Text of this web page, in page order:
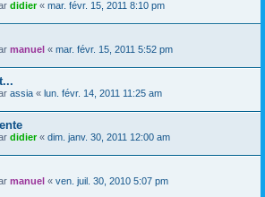
didier« mar. févr. 15, 2011 8:10 pm
manuel « mar. févr. 15, 2011 5:52 pm
assia « lun. févr. 14, 2011 11:25 am
didier« dim. janv. 30, 2011 12:00 am
manuel « ven. juil. 30, 2010 5:07 pm